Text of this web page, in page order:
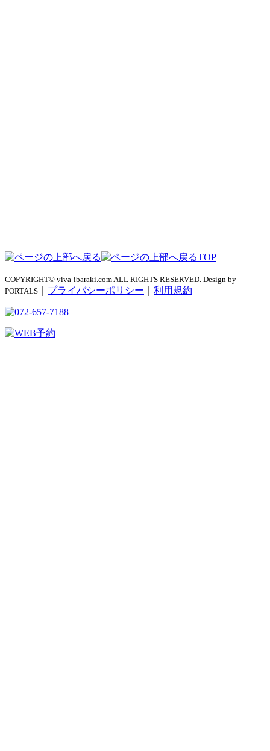
TOP
COPYRIGHT© viva-ibaraki.com ALL RIGHTS RESERVED. Design by
PORTALS
プライバシーポリシー 利用規約